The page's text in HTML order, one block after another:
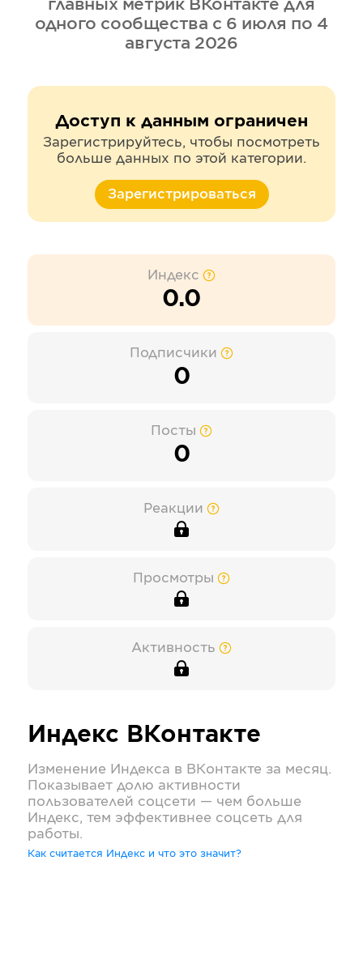
главных метрик ВКонтакте для
одного сообщества с 6 июля по 4
августа 2026
Доступ к данным ограничен
Зарегистрируйтесь, чтобы посмотреть
больше данных по этой категории.
Зарегистрироваться
Индекс
0.0
Подписчики
0
Посты
0
Реакции
Просмотры
Активность
Индекс ВКонтакте
Изменение Индекса в ВКонтакте за месяц.
Показывает долю активности
пользователей соцсети — чем больше
Индекс, тем эффективнее соцсеть для
работы.
Как считается Индекс и что это значит?